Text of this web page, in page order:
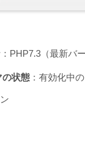
：PHP7.3（最新バ
の状態：有効化中